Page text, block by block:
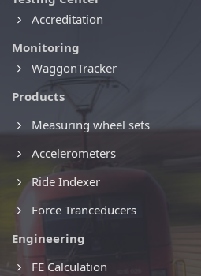
Accreditation
Monitoring
WaggonTracker
Products
Measuring wheel sets
Accelerometers
Ride Indexer
Force Tranceducers
Engineering
FE Calculation